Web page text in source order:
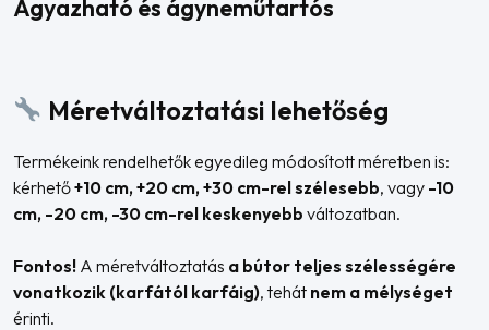
Ágyazható és ágyneműtartós
Méretváltoztatási lehetőség
Termékeink rendelhetők egyedileg módosított méretben is:
kérhető+10 cm, +20 cm, +30 cm-rel szélesebb, vagy -10
cm, -20 cm, -30 cm-rel keskenyebb változatban.
Fontos! A méretváltoztatás a bútor teljes szélességére
vonatkozik (karfától karfáig), tehát nem a mélységet
érinti.